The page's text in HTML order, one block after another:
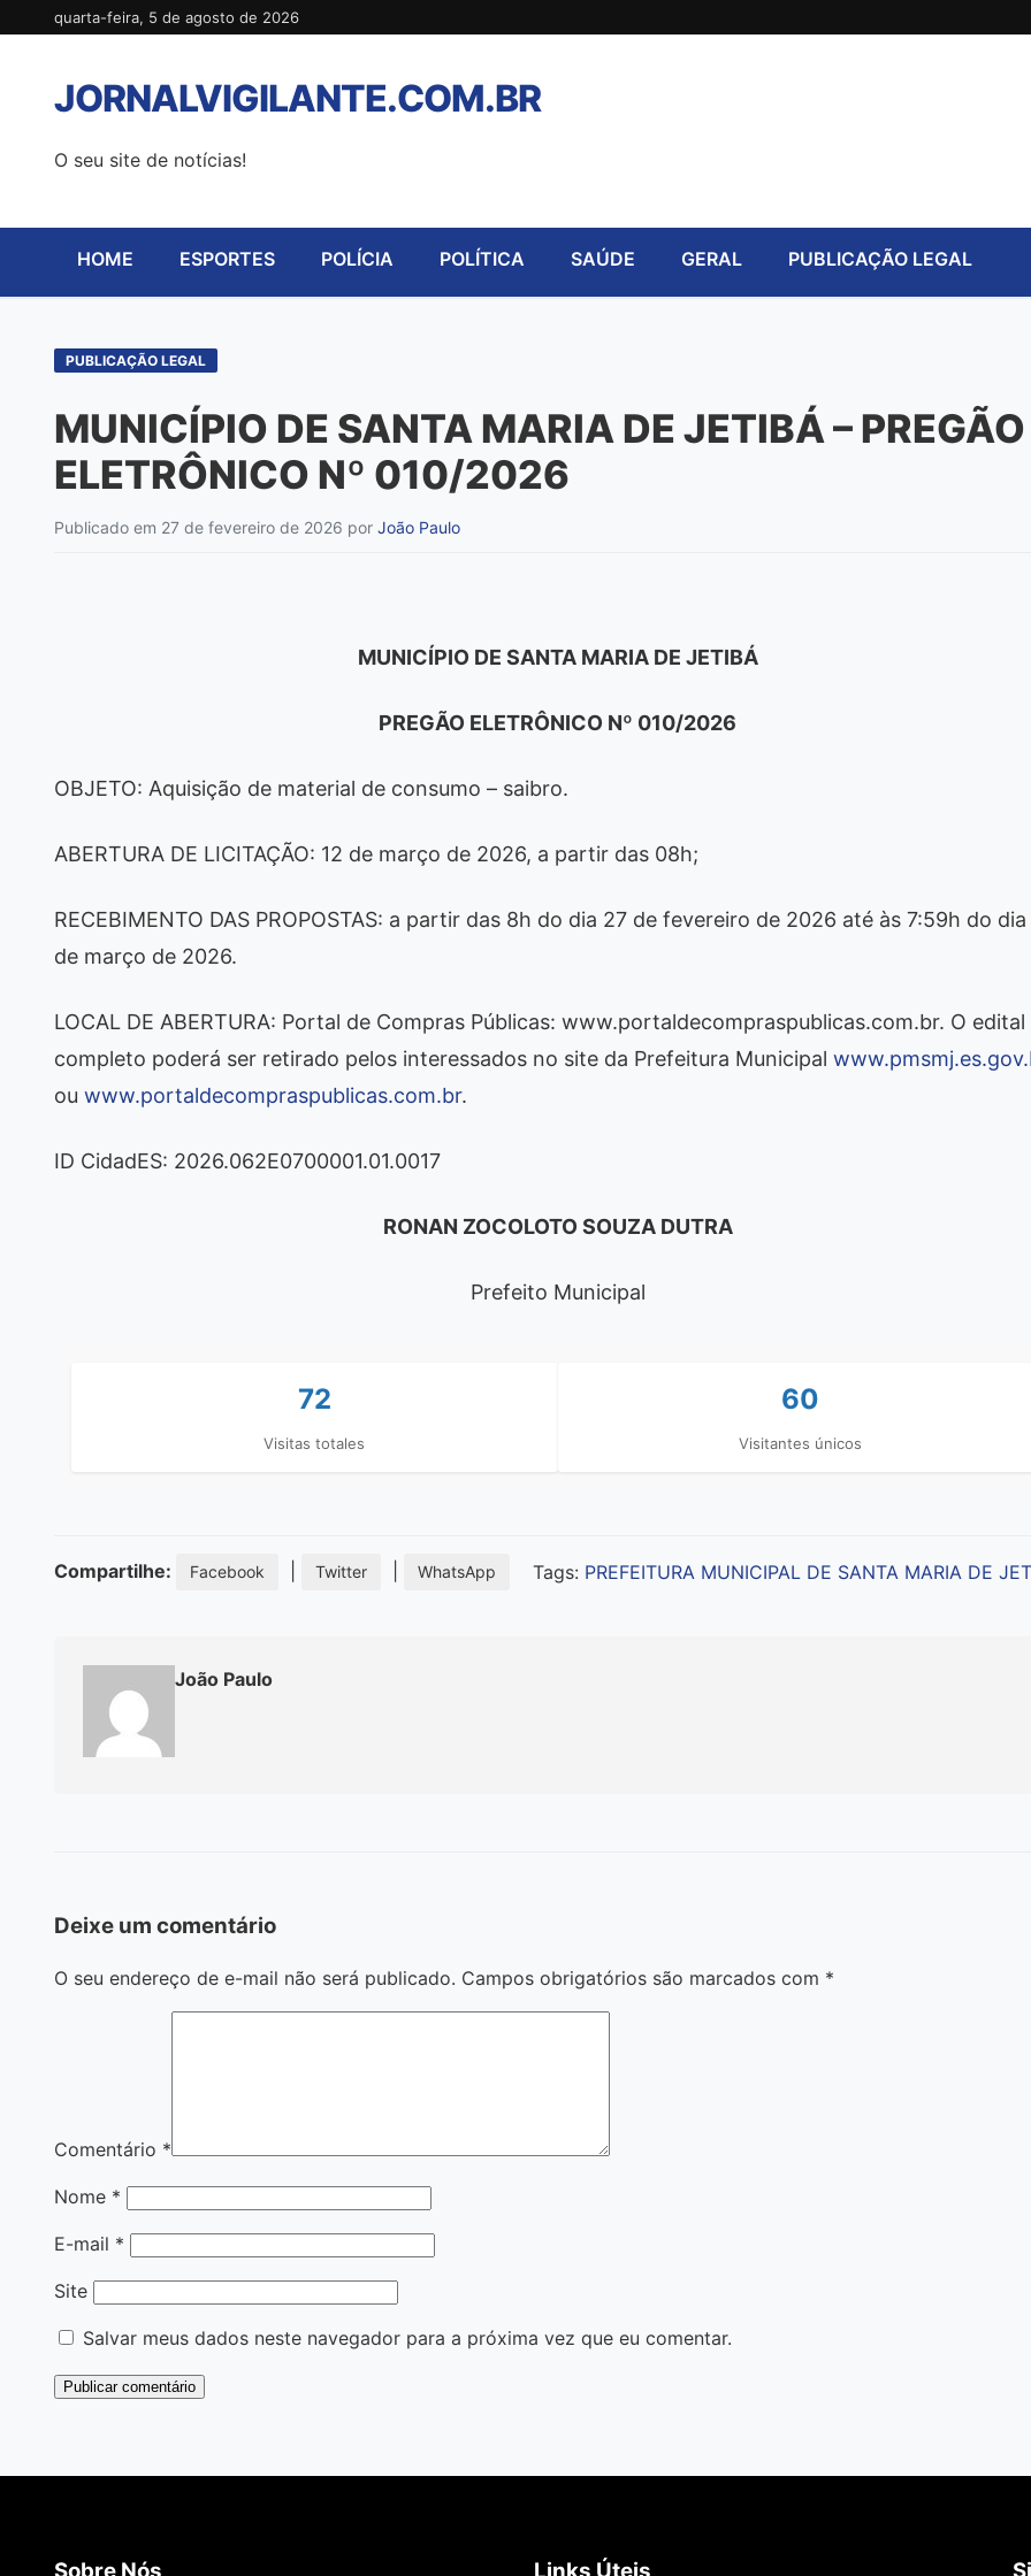
para
conteúdo
quarta-feira, 5 de agosto de 2026
JORNALVIGILANTE.COM.BR
O seu site de notícias!
HOME ESPORTES POLÍCIA POLÍTICA SAÚDE GERAL PUBLICAÇÃO LEGAL
PUBLICAÇÃO LEGAL
MUNICÍPIO DE SANTA MARIA DE JETIBÁ – PREGÃO
ELETRÔNICO Nº 010/2026
Publicado em 27 de fevereiro de 2026 por João Paulo
MUNICÍPIO DE SANTA MARIA DE JETIBÁ
PREGÃO ELETRÔNICO Nº 010/2026
OBJETO: Aquisição de material de consumo – saibro.
ABERTURA DE LICITAÇÃO: 12 de março de 2026, a partir das 08h;
RECEBIMENTO DAS PROPOSTAS: a partir das 8h do dia 27 de fevereiro de 2026 até às 7:59h do dia
de março de 2026.
LOCAL DE ABERTURA: Portal de Compras Públicas: www.portaldecompraspublicas.com.br. O edital
completo poderá ser retirado pelos interessados no site da Prefeitura Municipal
ou www.portaldecompraspublicas.com.br.
ID CidadES: 2026.062E0700001.01.0017
RONAN ZOCOLOTO SOUZA DUTRA
Prefeito Municipal
72
Visitas totales
60
Visitantes únicos
Compartilhe: Facebook Twitter WhatsApp Tags: PREFEITURA MUNICIPAL DE SANTA MARIA DE
João Paulo
Deixe um comentário
O seu endereço de e-mail não será publicado. Campos obrigatórios são marcados com *
Comentário *
Nome *
E-mail *
Site
Salvar meus dados neste navegador para a próxima vez que eu comentar.